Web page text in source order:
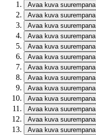
Avaa kuva suurempana
Avaa kuva suurempana
Avaa kuva suurempana
Avaa kuva suurempana
Avaa kuva suurempana
Avaa kuva suurempana
Avaa kuva suurempana
Avaa kuva suurempana
Avaa kuva suurempana
Avaa kuva suurempana
Avaa kuva suurempana
Avaa kuva suurempana
Avaa kuva suurempana